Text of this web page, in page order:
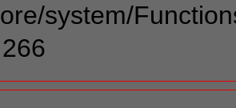
system/